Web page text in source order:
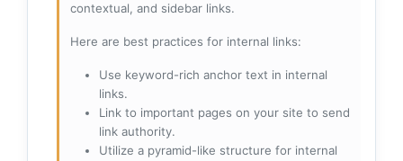
contextual, and sidebar links.
Here are best practices for internal links:
Use keyword-rich anchor text in internal
links.
Link to important pages on your site to send
link authority.
Utilize a pyramid-like structure for internal